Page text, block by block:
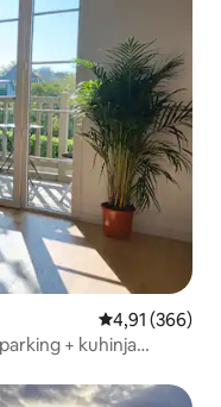
Prosječna
4,91 (366)
+ kuhinja